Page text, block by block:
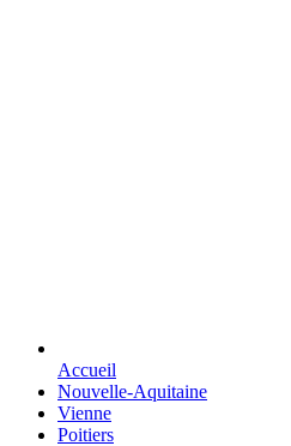
Accueil
Nouvelle-Aquitaine
Vienne
Poitiers